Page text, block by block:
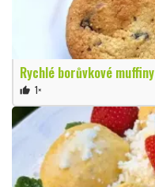
Rychlé borůvkové muffiny
thumb_up 1×